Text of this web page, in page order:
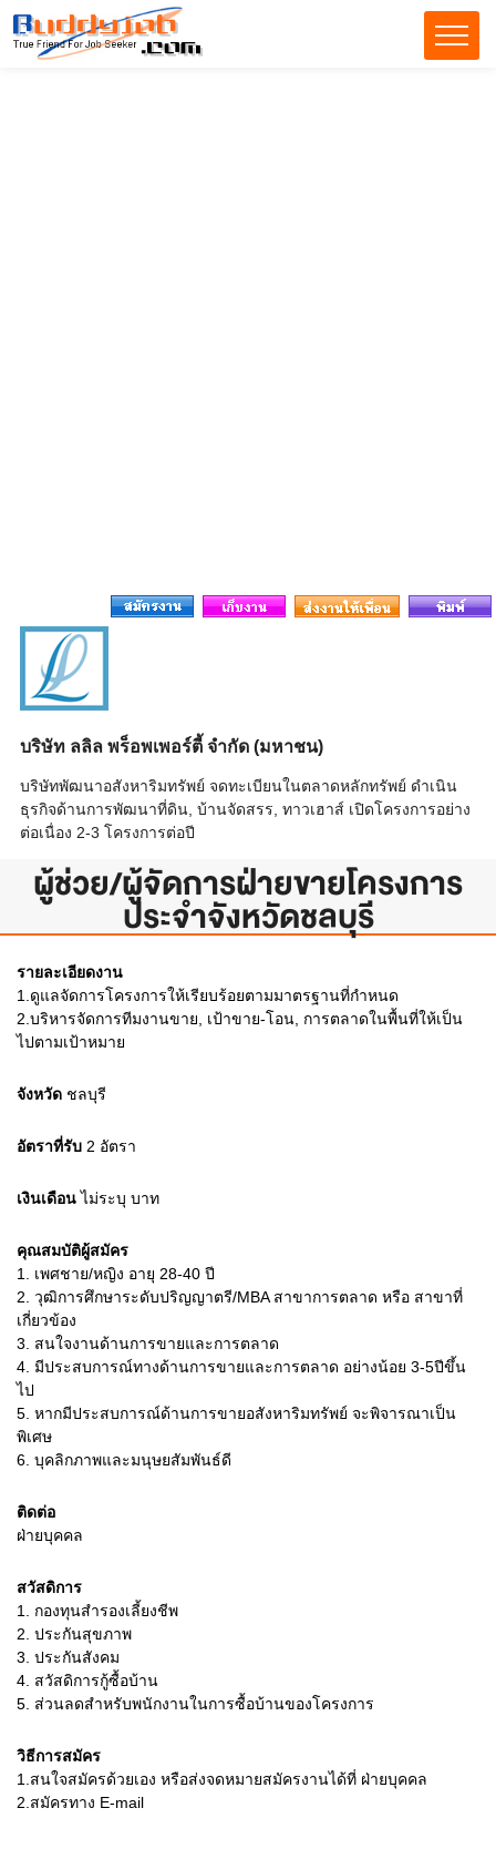
บริษัท ลลิล พร็อพเพอร์ตี้ จำกัด (มหาชน)
บริษัทพัฒนาอสังหาริมทรัพย์ จดทะเบียนในตลาดหลักทรัพย์ ดำเนิน
ธุรกิจด้านการพัฒนาที่ดิน, บ้านจัดสรร, ทาวเฮาส์ เปิดโครงการอย่าง
ต่อเนื่อง 2-3 โครงการต่อปี
ผู้ช่วย/ผู้จัดการฝ่ายขายโครงการ
ประจำจังหวัดชลบุรี
รายละเอียดงาน
1.ดูแลจัดการโครงการให้เรียบร้อยตามมาตรฐานที่กำหนด
2.บริหารจัดการทีมงานขาย, เป้าขาย-โอน, การตลาดในพื้นที่ให้เป็น
ไปตามเป้าหมาย
จังหวัด ชลบุรี
อัตราที่รับ 2 อัตรา
เงินเดือนไม่ระบุ บาท
คุณสมบัติผู้สมัคร
1.
เพศชาย/หญิง อายุ 28-40 ปี
2. วุฒิการศึกษาระดับปริญญาตรี/MBA สาขาการตลาด หรือ สาขาที่
เกี่ยวข้อง
3.
สนใจงานด้านการขายและการตลาด
4. มีประสบการณ์ทางด้านการขายและการตลาด อย่างน้อย 3-5ปีขึ้น
ไป
5. หากมีประสบการณ์ด้านการขายอสังหาริมทรัพย์ จะพิจารณาเป็น
พิเศษ
6. บุคลิกภาพและมนุษยสัมพันธ์ดี
ติดต่อ
ฝ่ายบุคคล
สวัสดิการ
1. กองทุนสำรองเลี้ยงชีพ
2. ประกันสุขภาพ
3. ประกันสังคม
4. สวัสดิการกู้ซื้อบ้าน
5. ส่วนลดสำหรับพนักงานในการซื้อบ้านของโครงการ
วิธีการสมัคร
1.สนใจสมัครด้วยเอง หรือส่งจดหมายสมัครงานได้ที่ ฝ่ายบุคคล
2.สมัครทาง E-mail